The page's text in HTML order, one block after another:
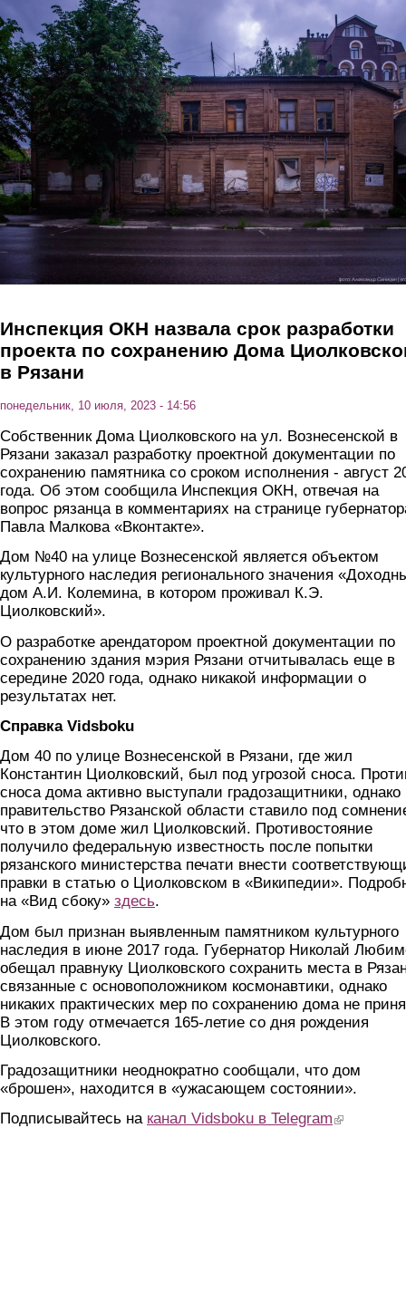
Перейти к основному содержанию
Инспекция ОКН назвала срок разработки
проекта по сохранению Дома
в Рязани
понедельник, 10 июля, 2023 - 14:56
Собственник Дома Циолковского на ул. Вознесенской в
Рязани заказал разработку проектной документации по
сохранению памятника со сроком исполнения - август
года. Об этом сообщила Инспекция ОКН, отвечая на
вопрос рязанца в комментариях на странице
Павла Малкова «Вконтакте».
Дом №40 на улице Вознесенской является объектом
культурного наследия регионального значения
дом А.И. Колемина, в котором проживал К.Э.
Циолковский».
О разработке арендатором проектной документации по
сохранению здания мэрия Рязани отчитывалась еще в
середине 2020 года, однако никакой информации о
результатах нет.
Справка Vidsboku
Дом 40 по улице Вознесенской в Рязани, где жил
Константин Циолковский, был под угрозой сноса.
сноса дома активно выступали градозащитники, однако
правительство Рязанской области ставило под
что в этом доме жил Циолковский. Противостояние
получило федеральную известность после попытки
рязанского министерства печати внести
правки в статью о Циолковском в «Википедии».
на «Вид сбоку» здесь.
Дом был признан выявленным памятником культурного
наследия в июне 2017 года. Губернатор Николай
обещал правнуку Циолковского сохранить места в
связанные с основоположником космонавтики, однако
никаких практических мер по сохранению дома не
В этом году отмечается 165-летие со дня рождения
Циолковского.
Градозащитники неоднократно сообщали, что дом
«брошен», находится в «ужасающем состоянии».
Подписывайтесь на канал Vidsboku в Telegram (link is